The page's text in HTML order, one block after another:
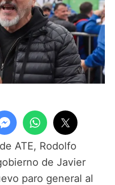
ATE, Rodolfo
de Javier
paro general al